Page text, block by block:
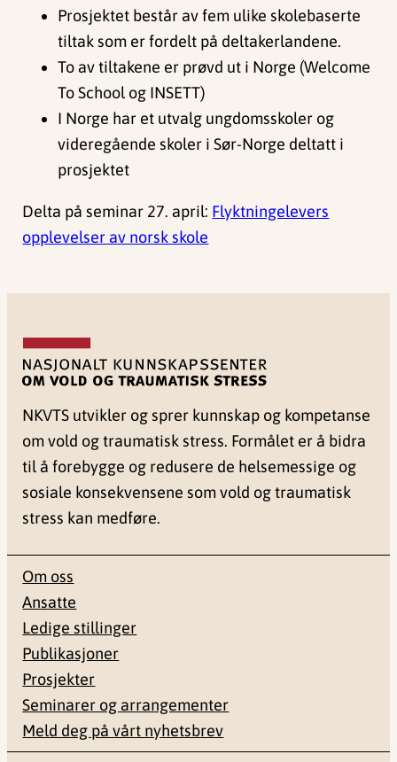
Prosjektet består av fem ulike skolebaserte
tiltak som er fordelt på deltakerlandene.
To av tiltakene er prøvd ut i Norge (Welcome
To School og INSETT)
I Norge har et utvalg ungdomsskoler og
videregående skoler i Sør-Norge deltatt i
prosjektet
Delta på seminar 27. april: Flyktningelevers
opplevelser av norsk skole
NKVTS utvikler og sprer kunnskap og kompetanse
om vold og traumatisk stress. Formålet er å bidra
til å forebygge og redusere de helsemessige og
sosiale konsekvensene som vold og traumatisk
stress kan medføre.
Om oss
Ansatte
Ledige stillinger
Publikasjoner
Prosjekter
Seminarer og arrangementer
Meld deg på vårt nyhetsbrev